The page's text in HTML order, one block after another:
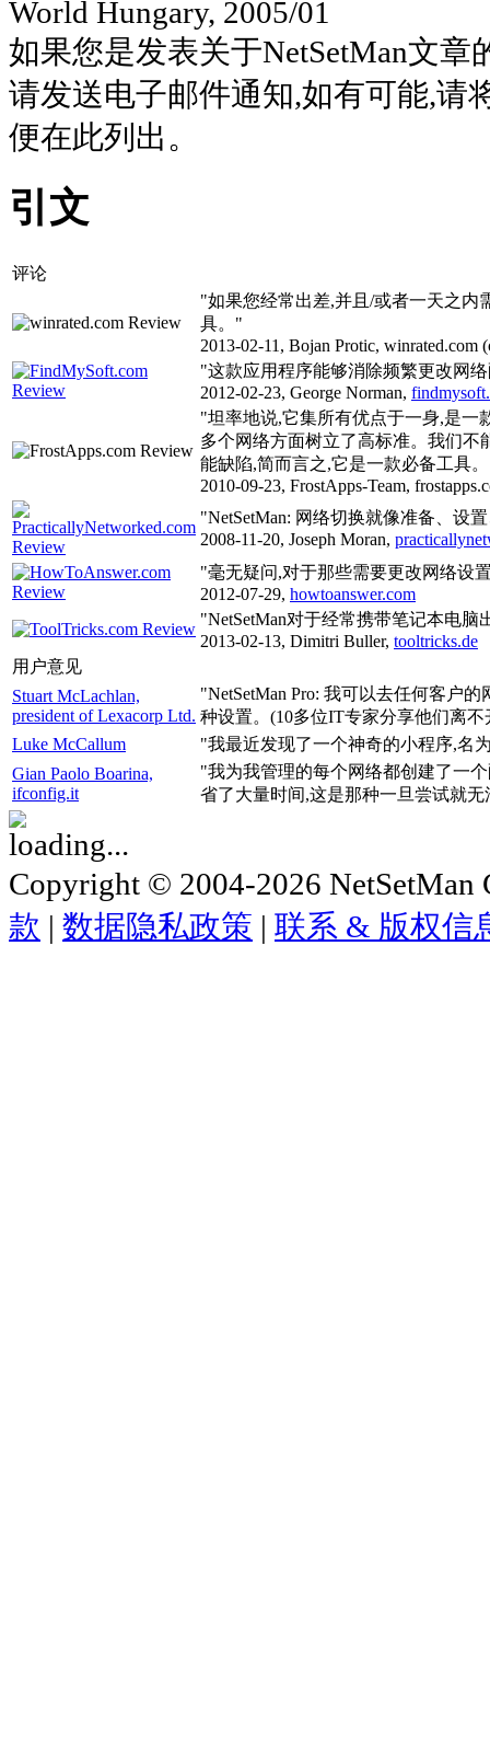
World Hungary, 2005/01
如果您是发表关于NetSetMan文
请发送电子邮件通知,如有可能,请
便在此列出。
引文
评论
"如果您经常出差,并且/或者一天之内
具。"
2013-02-11, Bojan Protic, winrated.com
"这款应用程序能够消除频繁更改网
2012-02-23, George Norman,
"坦率地说,它集所有优点于一身,是一
多个网络方面树立了高标准。我们
能缺陷,简而言之,它是一款必备工具
2010-09-23, FrostApps-Team,
"NetSetMan: 网络切换就像准备、设
2008-11-20, Joseph Moran,
"毫无疑问,对于那些需要更改网络设
2012-07-29, howtoanswer.com
"NetSetMan对于经常携带笔记本电
2013-02-13, Dimitri Buller, tooltricks.de
用户意见
Stuart McLachlan,
president of Lexacorp Ltd.
"NetSetMan Pro: 我可以去任何客户
种设置。(10多位IT专家分享他们离
Luke McCallum
"我最近发现了一个神奇的小程序,名
Gian Paolo Boarina,
ifconfig.it
"我为我管理的每个网络都创建了一
省了大量时间,这是那种一旦尝试就
Copyright © 2004-2026
款 | 数据隐私政策 | 联系 & 版权信